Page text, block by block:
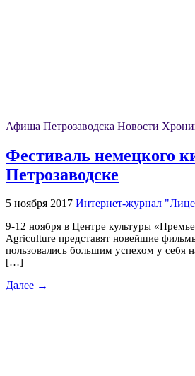
Афиша Петрозаводска Новости
Фестиваль немецкого
Петрозаводске
5 ноября 2017 Интернет-журнал
9-12 ноября в Центре культуры
Agriculture представят новейшие
пользовались большим успехом у себя
[…]
Далее →